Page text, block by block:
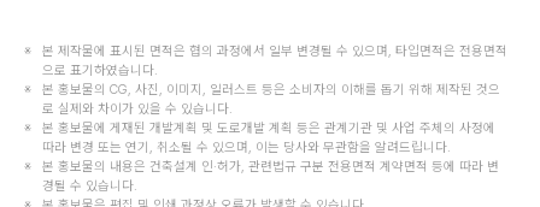
본 제작물에 표시된 면적은 협의 과정에서 일부 변경될 수 있으며, 타입면적은 전용면적
으로 표기하였습니다.
본 홍보물의 CG, 사진, 이미지, 일러스트 등은 소비자의 이해를 돕기 위해 제작된 것으
로 실제와 차이가 있을 수 있습니다.
본 홍보물에 게재된 개발계획 및 도로개발 계획 등은 관계기관 및 사업 주체의 사정에
따라 변경 또는 연기, 취소될 수 있으며, 이는 당사와 무관함을 알려드립니다.
본 홍보물의 내용은 건축설계 인·허가, 관련법규 구분 전용면적 계약면적 등에 따라 변
경될 수 있습니다.